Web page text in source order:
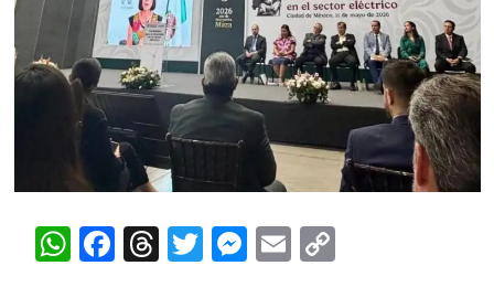
WhatsApp
Facebook
Threads
Twitter
Messenger
EmailCopy